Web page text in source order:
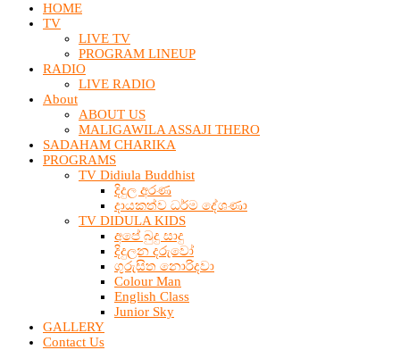
HOME
TV
LIVE TV
PROGRAM LINEUP
RADIO
LIVE RADIO
About
ABOUT US
MALIGAWILA ASSAJI THERO
SADAHAM CHARIKA
PROGRAMS
TV Didiula Buddhist
දිදුල අරණ
දායකත්ව ධර්ම දේශණා
TV DIDULA KIDS
අපේ බුදු සාදු
දිදුලන දරුවෝ
ගුරුසිත නොරිදවා
Colour Man
English Class
Junior Sky
GALLERY
Contact Us